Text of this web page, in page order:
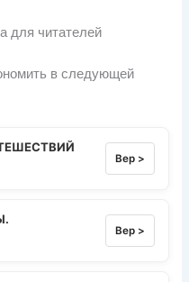
для читателей
в следующей
Вер >
Вер >